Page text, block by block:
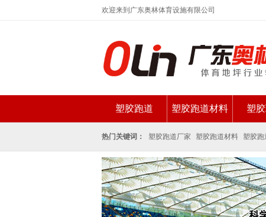
欢迎来到广东奥林体育设施有限公司
塑胶跑道 塑胶跑道材料 塑
新闻资讯
热门关键词： 塑胶跑道厂家 塑胶跑道材料 塑胶跑